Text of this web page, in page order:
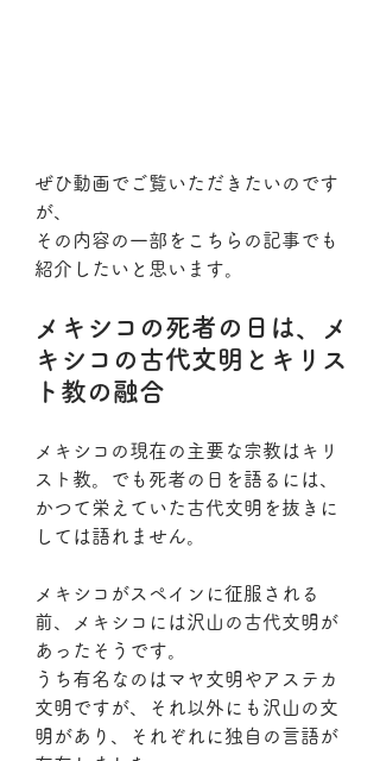
ぜひ動画でご覧いただきたいのです
が、
その内容の一部をこちらの記事でも
紹介したいと思います。
メキシコの死者の日は、メ
キシコの古代文明とキリス
ト教の融合
メキシコの現在の主要な宗教はキリ
スト教。でも死者の日を語るには、
かつて栄えていた古代文明を抜きに
しては語れません。
メキシコがスペインに征服される
前、メキシコには沢山の古代文明が
あったそうです。
うち有名なのはマヤ文明やアステカ
文明ですが、それ以外にも沢山の文
明があり、それぞれに独自の言語が